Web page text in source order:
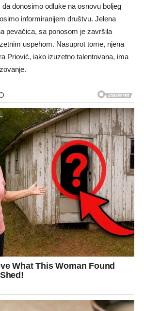
donosimo odluke na osnovu boljeg
informiranijem društvu. Jelena
pevačica, sa ponosom je završila
uspehom. Nasuprot tome, njena
Priović, iako izuzetno talentovana, ima